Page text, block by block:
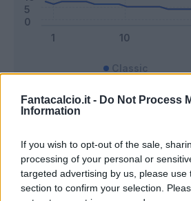
Fantacalcio.it - Do Not Process
Information
If you wish to opt-out of the sale,
processing of your personal or
targeted advertising by us, please use
section to confirm your selection.
Classic
Riepilogo stagione